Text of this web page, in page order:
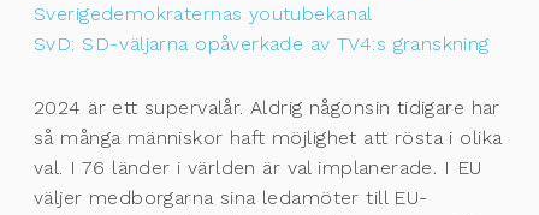
Sverigedemokraternas youtubekanal
SvD: SD-väljarna opåverkade av TV4:s granskning
2024 är ett supervalår. Aldrig någonsin tidigare har
så många människor haft möjlighet att rösta i olika
val. I 76 länder i världen är val implanerade. I EU
väljer medborgarna sina ledamöter till EU-